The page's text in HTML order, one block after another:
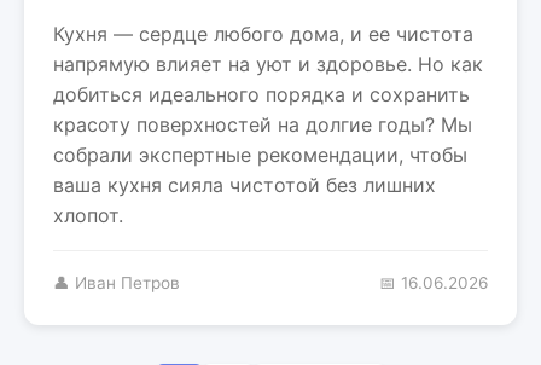
Кухня — сердце любого дома, и ее чистота
напрямую влияет на уют и здоровье. Но как
добиться идеального порядка и сохранить
красоту поверхностей на долгие годы? Мы
собрали экспертные рекомендации, чтобы
ваша кухня сияла чистотой без лишних
хлопот.
👤 Иван Петров 📅 16.06.2026